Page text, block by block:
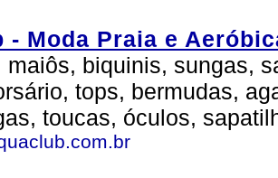
- Moda Praia e
maiôs, biquinis, sungas,
tops, bermudas,
toucas, óculos,